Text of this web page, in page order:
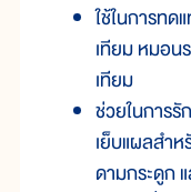
ใช้ในการทด
เทียม หมอน
เทียม
ช่วยในการรั
เย็บแผลสำ
ดามกระดูก